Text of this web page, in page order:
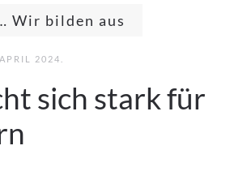
Wir bilden aus
2024
sich stark für